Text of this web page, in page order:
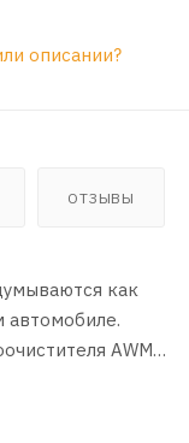
описании?
ОТЗЫВЫ
как
автомобиле.
AWM